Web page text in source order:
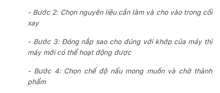
- Bước 2: Chọn nguyên liệu cần làm và cho vào trong cối
xay
- Bước 3: Đóng nắp sao cho đúng với khớp của máy thì
máy mới có thể hoạt động được
- Bước 4: Chọn chế độ nấu mong muốn và chờ thành
phẩm